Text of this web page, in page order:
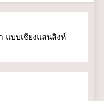
แบบเชียงแสนสิงห์